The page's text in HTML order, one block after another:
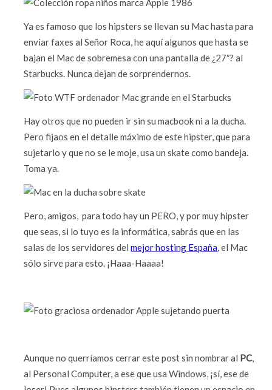
Ya es famoso que los hipsters se llevan su Mac hasta para
enviar faxes al Señor Roca, he aquí algunos que hasta se
bajan el Mac de sobremesa con una pantalla de ¿27″? al
Starbucks. Nunca dejan de sorprendernos.
Hay otros que no pueden ir sin su macbook ni a la ducha.
Pero fijaos en el detalle máximo de este hipster, que para
sujetarlo y que no se le moje, usa un skate como bandeja.
Toma ya.
Pero, amigos, para todo hay un PERO, y por muy hipster
que seas, si lo tuyo es la informática, sabrás que en las
salas de los servidores delmejor hosting España, el Mac
sólo sirve para esto. ¡Haaa-Haaaa!
Aunque no querríamos cerrar este post sin nombrar al PC,
al Personal Computer, a ese que usa Windows, ¡sí, ese de